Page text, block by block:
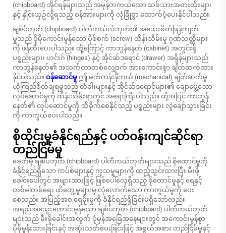
(chipboard) အိုင်ရန်များသည် အမှန်တကယ်သော သစ်သားအစားထိုးများ
နှင့် နှိုင်းယှဉ်လို့ရသည့် ဝန်အားများကို လုံခြုံစွာ ထောက်ပံ့ပေးနိုင်ပါသည်။
ချစ်ပ်ဘုတ် (chipboard) ပါတီကယ်လ်ဘုတ်၏ အသေးစိတ်ဖြန့်ကျက်
မှုသည် ပိုမိုကောင်းမွန်သော ပိုစ်စက် (screw) ထိန်းသိမ်းမှု ဂုဏ်သတ္တိများ
ကို ဖန်တီးပေးပါသည်။ ထို့ကြောင့် ကာဘွန်နေတ် (cabinet) အတွင်းရှိ
ပစ္စည်းများ၊ ဟင်းဂ် (hinges) နှင့် အိုင်ဆ်ဒရောင် (drawer) အရှိန်များသည်
ကာဘွန်နေတ်၏ အသက်တာတစ်လျှောက် အားကောင်းစွာ ချိတ်ဆက်ထား
နိုင်ပါသည်။ ဝန်ဆောင်မှု ဤ မက်ကန်းနီကယ် (mechanical) ချိတ်ဆက်မှု
ယုံကြည်စိတ်ချရမှုသည် တံခါးများနှင့် အိုင်ဆ်ဒရောင်များ၏ ချောမွေ့သော
လုပ်ဆောင်မှုကို ထိန်းသိမ်းရာတွင် အရေးကြီးပါသည်။ ထို့အပြင် ကာဘွန်
နေတ်၏ လုပ်ဆောင်မှုကို ထိခိုက်စေနိုင်သည့် ပစ္စည်းများ လွဲချော်သွားခြင်း
ကို ကာကွယ်ပေးပါသည်။
စိုထိုင်းမှုခံနိုင်ရည်နှင့် ပတ်ဝန်းကျင်ဆိုင်ရာ
တည်ငြိမ်မှု
ခေတ်မှီ ချစ်ပ်ဘုတ် (chipboard) ပါတီကယ်ဘုတ်များသည် စိုထောင်မှုကို
ခံနိုင်ရည်ရှိသော ကပ်စ်များနှင့် ကုသမှုများကို ထည့်သွင်းထားပြီး မီးဖို
ခေါင်းပေါ်တွင် အများအားဖြင့် ဖြစ်ပေါ်လေ့ရှိသည့် စိုထောင်မှုနှင့် ရေနှင့်
တစ်ခါတစ်ရေး ထိတွေ့မှုများမှ လုံလောက်သော ကာကွယ်မှုကို ပေး
စေသည်။ အပြည့်အဝ ရေမိုးမှုကို ခံနိုင်ရည်ရှိခြင်းမရှိသော်လည်း
အရည်အသွေးကောင်းမွန်သော ချစ်ပ်ဘုတ် (chipboard) ပါတီကယ်ဘုတ်
များသည် မီးဖိုခေါင်းအတွက် ပုံမှန်အခြေအနေများတွင် အကောင်းမွန်စွာ
ပိုမိုမှုန်းထားခြင်းနှင့် အဆုံးသတ်ပေးခြင်းဖြင့် အရွယ်အစား တည်ငြိမ်မှုနှင့်